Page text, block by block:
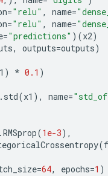
="relu" , name=
="relu" , name=
="predictions" )(x2)
, outputs=outputs)
) * 0.1 )
. std(x1 ), name=
.RMSprop(1e-3),
(
=64, epochs=1 )